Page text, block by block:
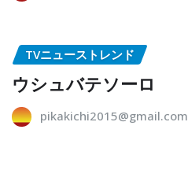
TVニューストレンド
ウシュバテソーロ
pikakichi2015@gmail.com